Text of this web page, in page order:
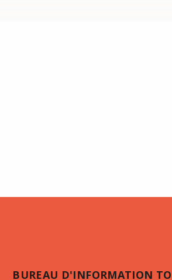
BUREAU D'INFORMATION